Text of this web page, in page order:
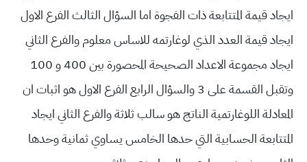
ايجاد قيمة المتتابعة ذات الفجوة اما السؤال الثالث الفرع الاول
ايجاد قيمة العدد الذي لوغارتمه للاساس معلوم والفرع الثاني
ايجاد مجموعة الاعداد الصحيحة المحصورة بين 400 و 100
وتقبل القسمة على 3 والسؤال الرابع الفرع الاول هو اثبات ان
المعادلة اللوغارتمية الناتج هو سالب ثلاثة والفرع الثاني ايجاد
المتتابعة الحسابية التي حدها الخامس يساوي ثمانية وحدها